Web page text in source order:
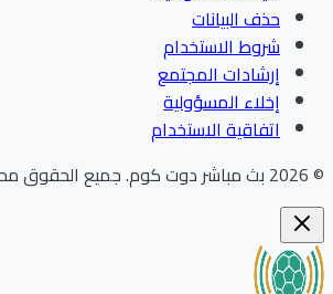
حذف البيانات
شروط الاستخدام
إرشادات المجتمع
إخلاء المسؤولية
اتفاقية الاستخدام
بث مباشر دوت كوم.جميع الحقوق